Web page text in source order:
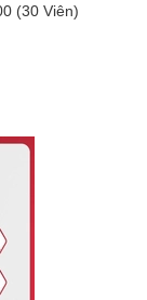
(30 Viên)